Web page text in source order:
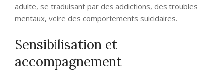
adulte, se traduisant par des addictions, des troubles
mentaux, voire des comportements suicidaires.
Sensibilisation et
accompagnement